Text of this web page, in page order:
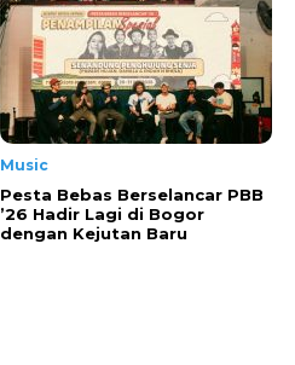
Music
Pesta Bebas Berselancar PBB
’26 Hadir Lagi di Bogor
dengan Kejutan Baru